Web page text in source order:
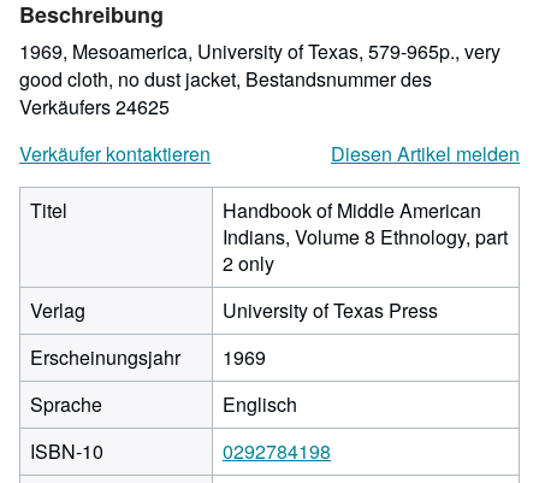
Beschreibung
1969, Mesoamerica, University of Texas, 579-965p., very
good cloth, no dust jacket, Bestandsnummer des
Verkäufers 24625
Verkäufer kontaktieren
Diesen Artikel melden
Titel
Handbook of Middle American
Indians, Volume 8 Ethnology, part
2 only
Verlag
University of Texas Press
Erscheinungsjahr
1969
Sprache
Englisch
ISBN-10
0292784198